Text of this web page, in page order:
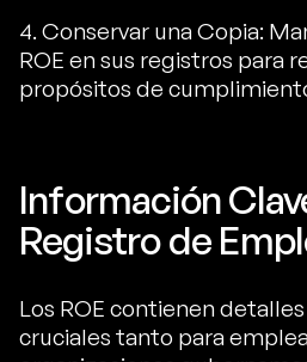
4. Conservar una Copia:
ROE en sus registros para
propósitos de
Información
Registro de
Los ROE contienen
cruciales tanto para